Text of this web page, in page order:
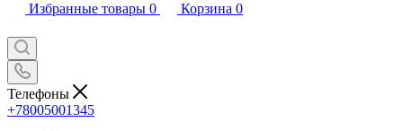
Избранные товары 0 Корзина 0
Телефоны
+78005001345